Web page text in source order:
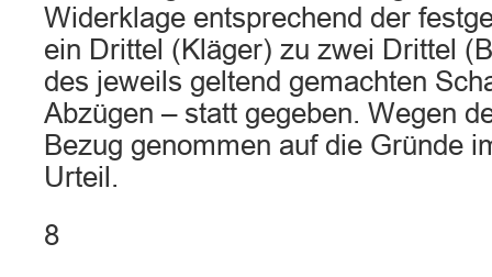
Widerklage entsprechend der
ein Drittel (Kläger) zu zwei Drittel
des jeweils geltend gemachten
Abzügen – statt gegeben. Wegen
Bezug genommen auf die Gründe
Urteil.
8